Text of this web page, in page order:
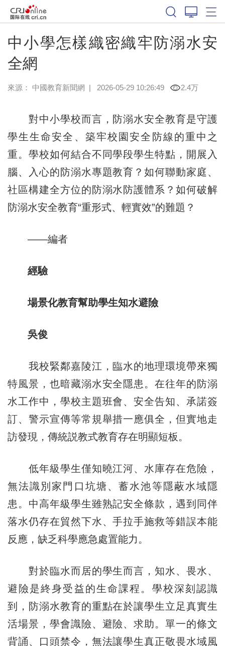
中小學怎樣織密織牢防溺水安
全網
來源： 中國教育新聞網 | 2026-05-29 10:26:49 2.4万
對中小學校而言，防溺水安全教育是守護
學生生命安全、築牢校園安全防線的重中之
重。學校如何結合不同學段學生特點，開展入
腦、入心的防溺水專題教育？如何聯動家庭、
社區構建全方位的防溺水防護體系？如何破解
防溺水安全教育“重形式、輕實效”的難題？
——編者
經驗
場景化教育幫助學生知水避險
吳俊
我校緊鄰嘉陵江，臨水的地理環境帶來獨
特風景，也暗藏溺水安全隱患。在往年的防溺
水工作中，學校主題班會、安全告知、承諾簽
訂、警示宣傳等常規舉措一應俱全，但實地走
訪發現，傳統説教式教育存在明顯短板。
低年級學生僅知曉江河、水庫存在危險，
無法識別家門口坑塘、蓄水池等隱蔽水域隱
患。中高年級學生雖熟記安全條款，遇到同伴
落水仍存在貿然下水、手拉手施救等錯誤本能
反應，缺乏科學應急處置能力。
對於臨水而居的學生而言，知水、畏水、
避險是終身受益的生命課程。學校深刻認識
到，防溺水教育的重點在於讓學生立足真實生
活場景，學會識險、避險、求助。單一的條文
背誦、口頭禁令，無法讓學生真正敬畏水域風